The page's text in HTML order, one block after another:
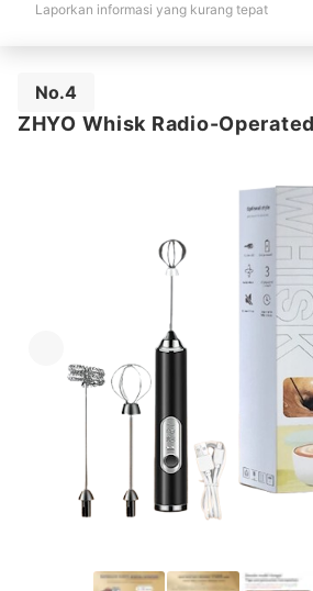
Laporkan informasi yang kurang tepat
No.4
ZHYO Whisk Radio-